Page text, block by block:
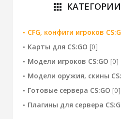
apps
CFG, конфиги игроков
Карты для CS:GO [0]
Модели игроков CS:GO [0]
Модели оружия, скины
Готовые сервера CS:GO [0]
Плагины для сервера